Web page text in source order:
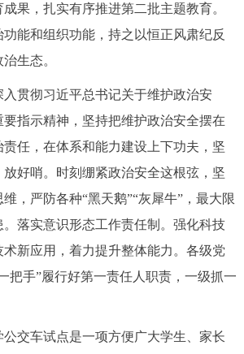
FRANÇAIS РУССКИЙ ЯЗЫК
回到顶部
果，扎实有序推进第二批主题教育。
能和组织功能，持之以恒正风肃纪反
生态。
彻习近平总书记关于维护政治安
指示精神，坚持把维护政治安全摆在
任，在体系和能力建设上下功夫，坚
好哨。时刻绷紧政治安全这根弦，坚
，严防各种“黑天鹅”“灰犀牛”，最大限
。落实意识形态工作责任制。强化科技
新应用，着力提升整体能力。各级党
把手”履行好第一责任人职责，一级抓一
车试点是一项方便广大学生、家长